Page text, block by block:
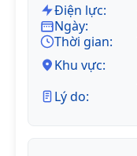
Điện lực:
Ngày:
Thời gian:
Khu vực:
Lý do: